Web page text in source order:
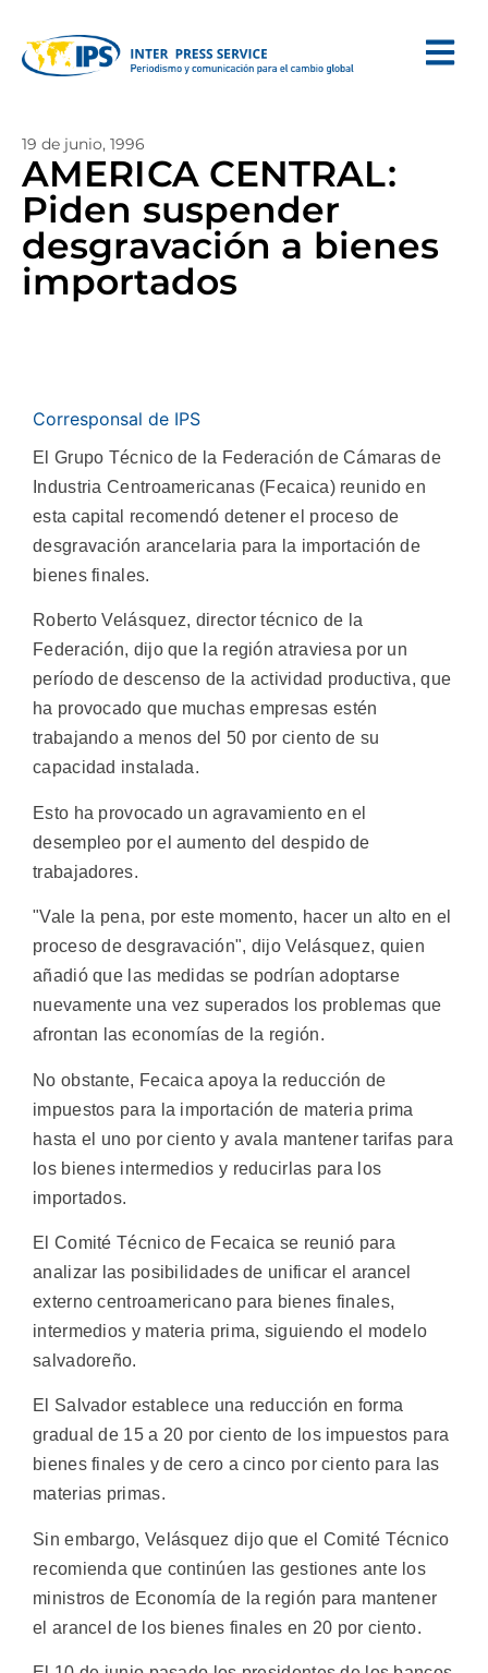
19 de junio, 1996
AMERICA CENTRAL:
Piden suspender
desgravación a bienes
importados
Corresponsal de IPS
El Grupo Técnico de la Federación de Cámaras de
Industria Centroamericanas (Fecaica) reunido en
esta capital recomendó detener el proceso de
desgravación arancelaria para la importación de
bienes finales.
Roberto Velásquez, director técnico de la
Federación, dijo que la región atraviesa por un
período de descenso de la actividad productiva, que
ha provocado que muchas empresas estén
trabajando a menos del 50 por ciento de su
capacidad instalada.
Esto ha provocado un agravamiento en el
desempleo por el aumento del despido de
trabajadores.
"Vale la pena, por este momento, hacer un alto en el
proceso de desgravación", dijo Velásquez, quien
añadió que las medidas se podrían adoptarse
nuevamente una vez superados los problemas que
afrontan las economías de la región.
No obstante, Fecaica apoya la reducción de
impuestos para la importación de materia prima
hasta el uno por ciento y avala mantener tarifas para
los bienes intermedios y reducirlas para los
importados.
El Comité Técnico de Fecaica se reunió para
analizar las posibilidades de unificar el arancel
externo centroamericano para bienes finales,
intermedios y materia prima, siguiendo el modelo
salvadoreño.
El Salvador establece una reducción en forma
gradual de 15 a 20 por ciento de los impuestos para
bienes finales y de cero a cinco por ciento para las
materias primas.
Sin embargo, Velásquez dijo que el Comité Técnico
recomienda que continúen las gestiones ante los
ministros de Economía de la región para mantener
el arancel de los bienes finales en 20 por ciento.